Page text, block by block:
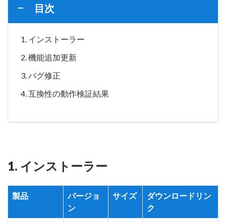
目次
インストーラー
機能追加更新
バグ修正
互換性の動作検証結果
1. インストーラー
製品
バージョ
ン
サイズ
ダウンロードリン
ク